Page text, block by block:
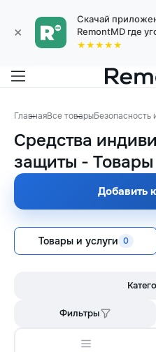
×
Скачай
RemontMD где
★★★★★
ГлавнаяВсе товарыБезопасность
Средства
защиты - Товары
Добавить
Товары и услуги 0
Фильтры